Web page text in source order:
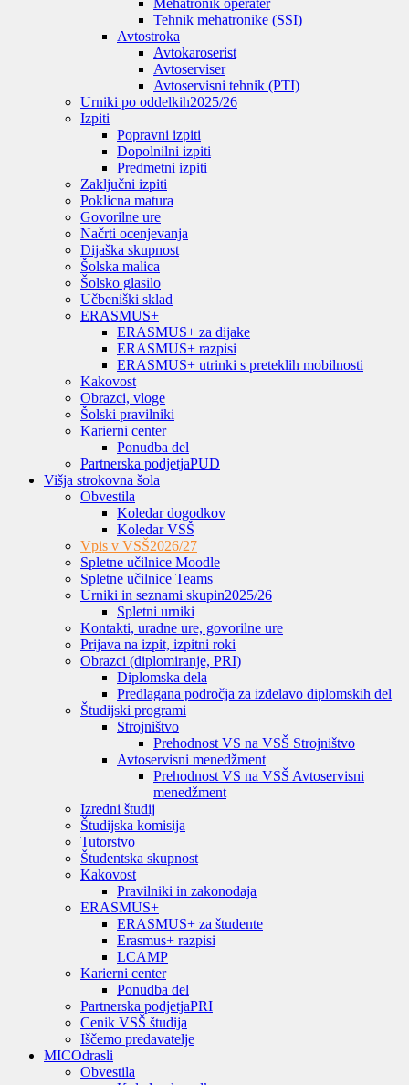
Mehatronik operater
Tehnik mehatronike (SSI)
Avtostroka
Avtokaroserist
Avtoserviser
Avtoservisni tehnik (PTI)
Urniki po oddelkih2025/26
Izpiti
Popravni izpiti
Dopolnilni izpiti
Predmetni izpiti
Zaključni izpiti
Poklicna matura
Govorilne ure
Načrti ocenjevanja
Dijaška skupnost
Šolska malica
Šolsko glasilo
Učbeniški sklad
ERASMUS+
ERASMUS+ za dijake
ERASMUS+ razpisi
ERASMUS+ utrinki s preteklih mobilnosti
Kakovost
Obrazci, vloge
Šolski pravilniki
Karierni center
Ponudba del
Partnerska podjetjaPUD
Višja strokovna šola
Obvestila
Koledar dogodkov
Koledar VSŠ
Vpis v VSŠ2026/27
Spletne učilnice Moodle
Spletne učilnice Teams
Urniki in seznami skupin2025/26
Spletni urniki
Kontakti, uradne ure, govorilne ure
Prijava na izpit, izpitni roki
Obrazci (diplomiranje, PRI)
Diplomska dela
Predlagana področja za izdelavo diplomskih del
Študijski programi
Strojništvo
Prehodnost VS na VSŠ Strojništvo
Avtoservisni menedžment
Prehodnost VS na VSŠ Avtoservisni
menedžment
Izredni študij
Študijska komisija
Tutorstvo
Študentska skupnost
Kakovost
Pravilniki in zakonodaja
ERASMUS+
ERASMUS+ za študente
Erasmus+ razpisi
LCAMP
Karierni center
Ponudba del
Partnerska podjetjaPRI
Cenik VSŠ študija
Iščemo predavatelje
MICOdrasli
Obvestila